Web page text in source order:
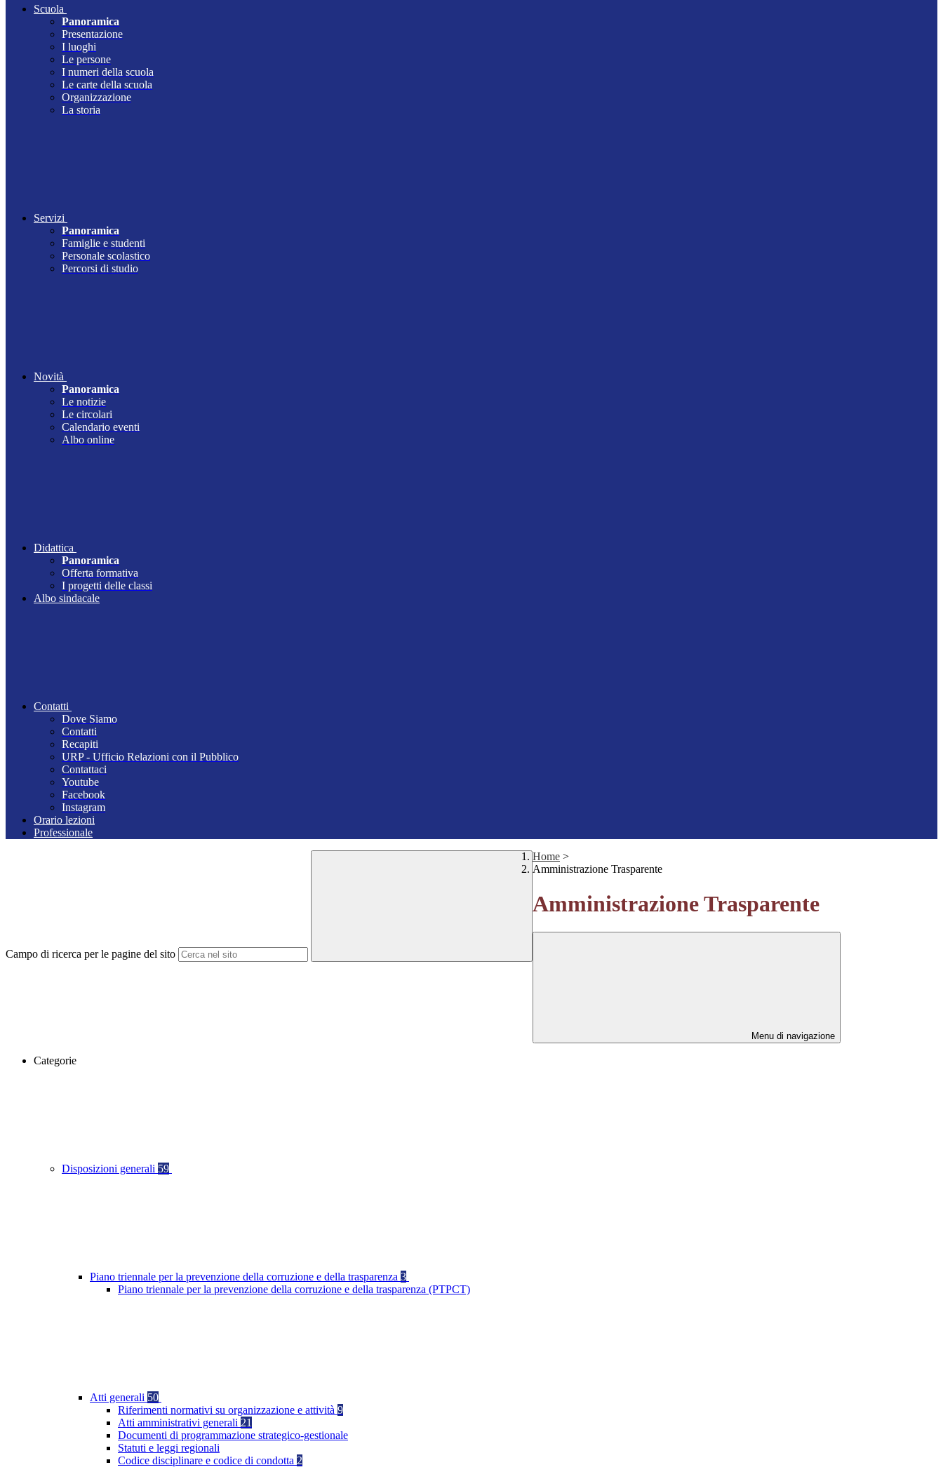
Scuola
Panoramica
Presentazione
I luoghi
Le persone
I numeri della scuola
Le carte della scuola
Organizzazione
La storia
Servizi
Panoramica
Famiglie e studenti
Personale scolastico
Percorsi di studio
Novità
Panoramica
Le notizie
Le circolari
Calendario eventi
Albo online
Didattica
Panoramica
Offerta formativa
I progetti delle classi
Albo sindacale
Contatti
Dove Siamo
Contatti
Recapiti
URP - Ufficio Relazioni con il Pubblico
Contattaci
Youtube
Facebook
Instagram
Orario lezioni
Professionale
Campo di ricerca per le pagine del sito
Home >
Amministrazione Trasparente
Amministrazione Trasparente
Menu di navigazione
Categorie
Disposizioni generali 59
Piano triennale per la prevenzione della corruzione e della trasparenza 3
Piano triennale per la prevenzione della corruzione e della trasparenza (PTPCT)
Atti generali 50
Riferimenti normativi su organizzazione e attività 9
Atti amministrativi generali 21
Documenti di programmazione strategico-gestionale
Statuti e leggi regionali
Codice disciplinare e codice di condotta 2